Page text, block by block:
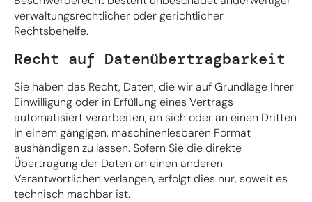
verwaltungsrechtlicher oder gerichtlicher
Rechtsbehelfe.
Recht auf Daten­übertrag­barkeit
Sie haben das Recht, Daten, die wir auf Grundlage Ihrer
Einwilligung oder in Erfüllung eines Vertrags
automatisiert verarbeiten, an sich oder an einen Dritten
in einem gängigen, maschinenlesbaren Format
aushändigen zu lassen. Sofern Sie die direkte
Übertragung der Daten an einen anderen
Verantwortlichen verlangen, erfolgt dies nur, soweit es
technisch machbar ist.